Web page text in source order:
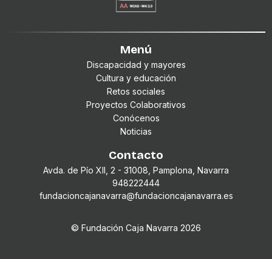
Menú
Discapacidad y mayores
Cultura y educación
Retos sociales
Proyectos Colaborativos
Conócenos
Noticias
Contacto
Avda. de Pío XII, 2 - 31008, Pamplona, Navarra
948222444
fundacioncajanavarra@fundacioncajanavarra.es
© Fundación Caja Navarra 2026